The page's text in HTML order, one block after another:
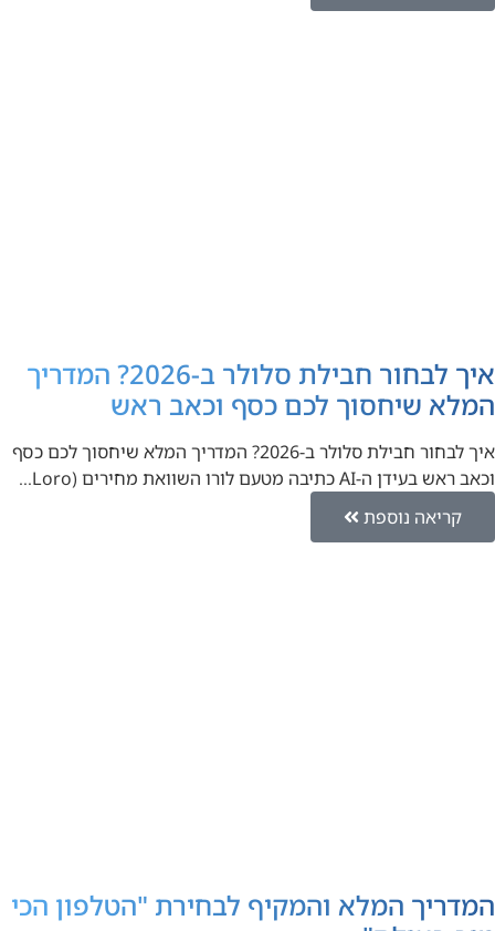
איך לבחור חבילת סלולר ב-2026? המדריך
המלא שיחסוך לכם כסף וכאב ראש
איך לבחור חבילת סלולר ב-2026? המדריך המלא שיחסוך לכם כסף
וכאב ראש בעידן ה-AI כתיבה מטעם לורו השוואת מחירים (Loro…
קריאה נוספת
המדריך המלא והמקיף לבחירת "הטלפון הכי